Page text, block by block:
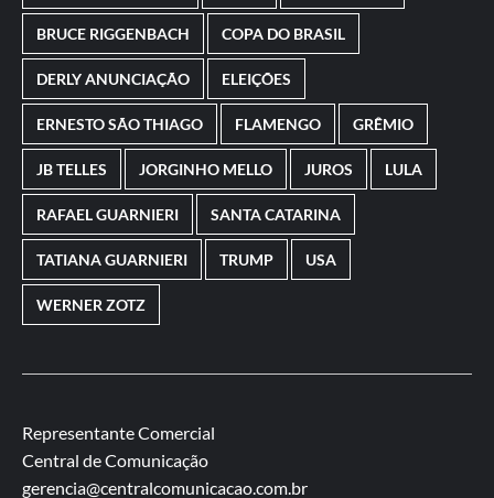
BRUCE RIGGENBACH COPA DO BRASIL
DERLY ANUNCIAÇÃO ELEIÇÕES
ERNESTO SÃO THIAGO FLAMENGO GRÊMIO
JB TELLES JORGINHO MELLO JUROS LULA
RAFAEL GUARNIERI SANTA CATARINA
TATIANA GUARNIERI TRUMP USA
WERNER ZOTZ
Representante Comercial
Central de Comunicação
gerencia@centralcomunicacao.com.br